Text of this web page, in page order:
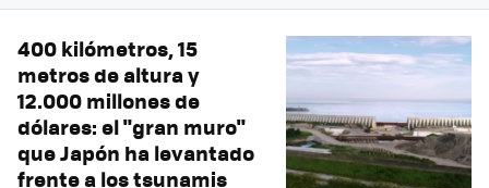
400 kilómetros, 15
metros de altura y
12.000 millones de
dólares: el "gran muro"
que Japón ha levantado
frente a los tsunamis